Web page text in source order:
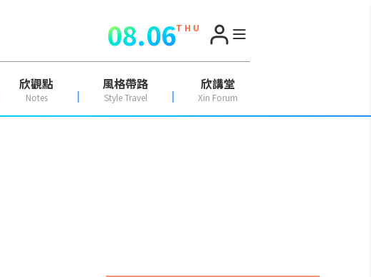
08.06T H U
欣觀點
Notes
風格帶路
Style Travel
欣講堂
Xin Forum